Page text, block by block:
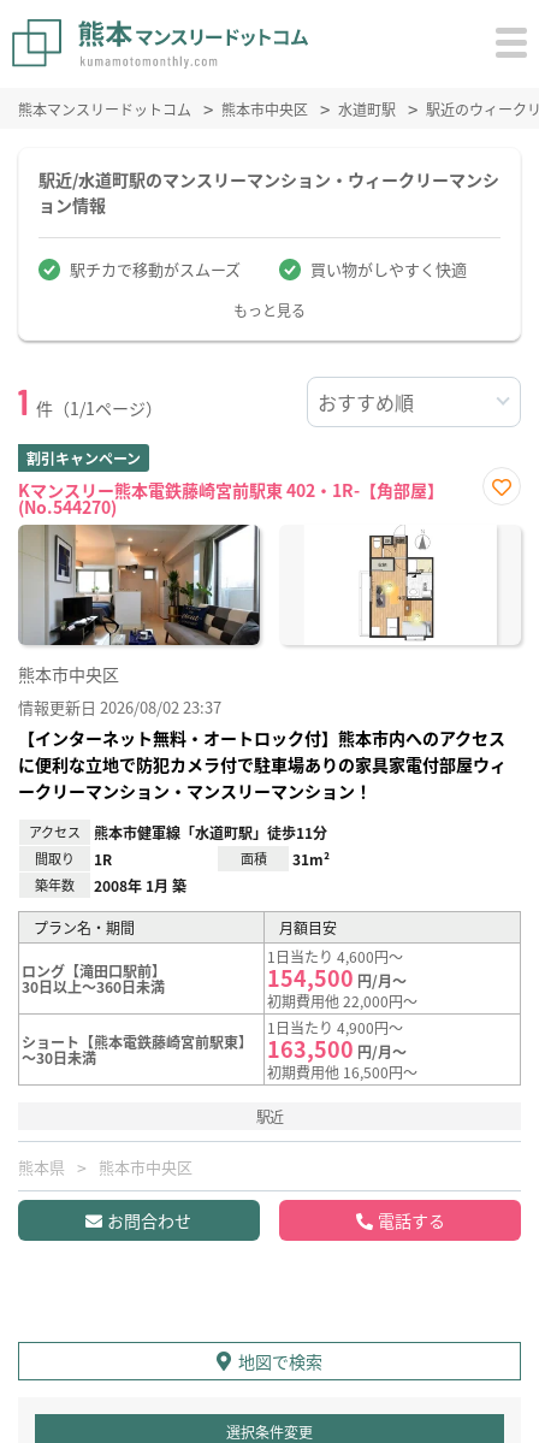
熊本マンスリードットコム 熊本市中央区 水道町駅 駅近のウィーク
駅近/水道町駅のマンスリーマンション・ウィークリーマンシ
ョン情報
駅チカで移動がスムーズ 買い物がしやすく快適
もっと見る
1 件（1/1ページ）
割引キャンペーン
Kマンスリー熊本電鉄藤崎宮前駅東 402・1R-【角部屋】
(No.544270)
に入
熊本市中央区
情報更新日 2026/08/02 23:37
【インターネット無料・オートロック付】熊本市内へのアクセス
に便利な立地で防犯カメラ付で駐車場ありの家具家電付部屋ウィ
ークリーマンション・マンスリーマンション！
アクセス 熊本市健軍線「水道町駅」徒歩11分
間取り 1R 面積 31m²
築年数 2008年 1月 築
プラン名・期間 月額目安
ロング【滝田口駅前】
30日以上～360日未満
1日当たり 4,600円～
154,500 円/月～
初期費用他 22,000円～
ショート【熊本電鉄藤崎宮前駅東】
～30日未満
1日当たり 4,900円～
163,500 円/月～
初期費用他 16,500円～
駅近
熊本県 熊本市中央区
お問合わせ 電話する
地図で検索
選択条件変更